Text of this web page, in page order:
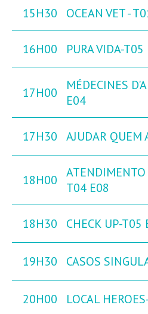
15H30 OCEAN VET -
16H00 PURA VIDA-T05
17H00
MÉDECINES
E04
17H30 AJUDAR QUEM
18H00
T04 E08
18H30 CHECK UP-T05
19H30 CASOS
20H00 LOCAL